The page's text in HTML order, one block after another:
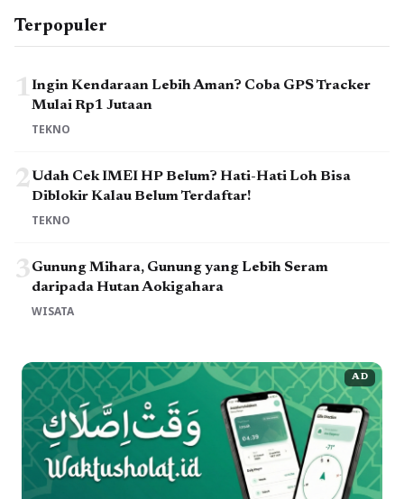
Terpopuler
1Ingin Kendaraan Lebih Aman? Coba GPS Tracker
Mulai Rp1 Jutaan
TEKNO
2Udah Cek IMEI HP Belum? Hati-Hati Loh Bisa
Diblokir Kalau Belum Terdaftar!
TEKNO
3Gunung Mihara, Gunung yang Lebih Seram
daripada Hutan Aokigahara
WISATA
AD